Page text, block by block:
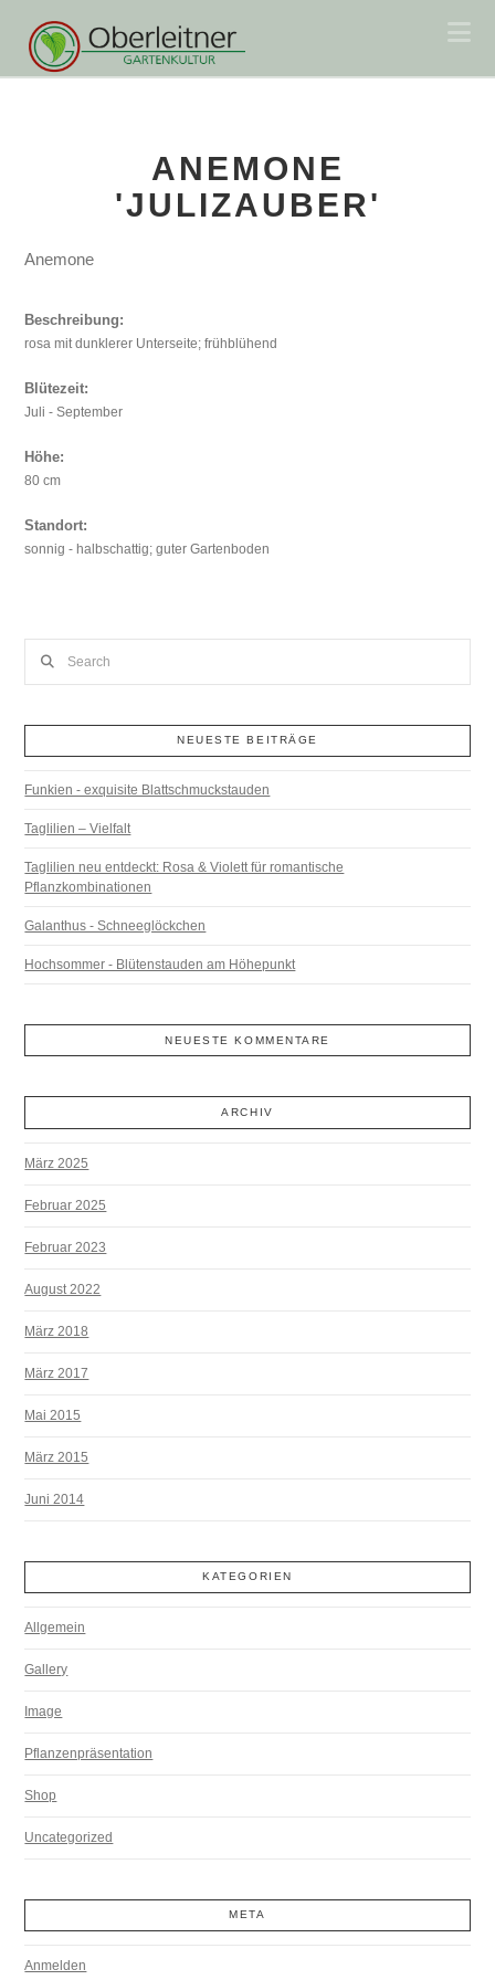
ANEMONE
'JULIZAUBER'
Anemone
Beschreibung:
rosa mit dunklerer Unterseite; frühblühend
Blütezeit:
Juli - September
Höhe:
80 cm
Standort:
sonnig - halbschattig; guter Gartenboden
NEUESTE BEITRÄGE
Funkien - exquisite Blattschmuckstauden
Taglilien – Vielfalt
Taglilien neu entdeckt: Rosa & Violett für romantische
Pflanzkombinationen
Galanthus - Schneeglöckchen
Hochsommer - Blütenstauden am Höhepunkt
NEUESTE KOMMENTARE
ARCHIV
März 2025
Februar 2025
Februar 2023
August 2022
März 2018
März 2017
Mai 2015
März 2015
Juni 2014
KATEGORIEN
Allgemein
Gallery
Image
Pflanzenpräsentation
Shop
Uncategorized
META
Anmelden